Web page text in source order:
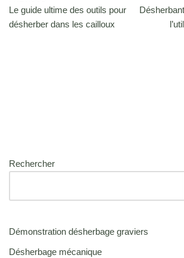
Le guide ultime des outils pour
désherber dans les cailloux
Rechercher
Démonstration désherbage graviers
Désherbage mécanique